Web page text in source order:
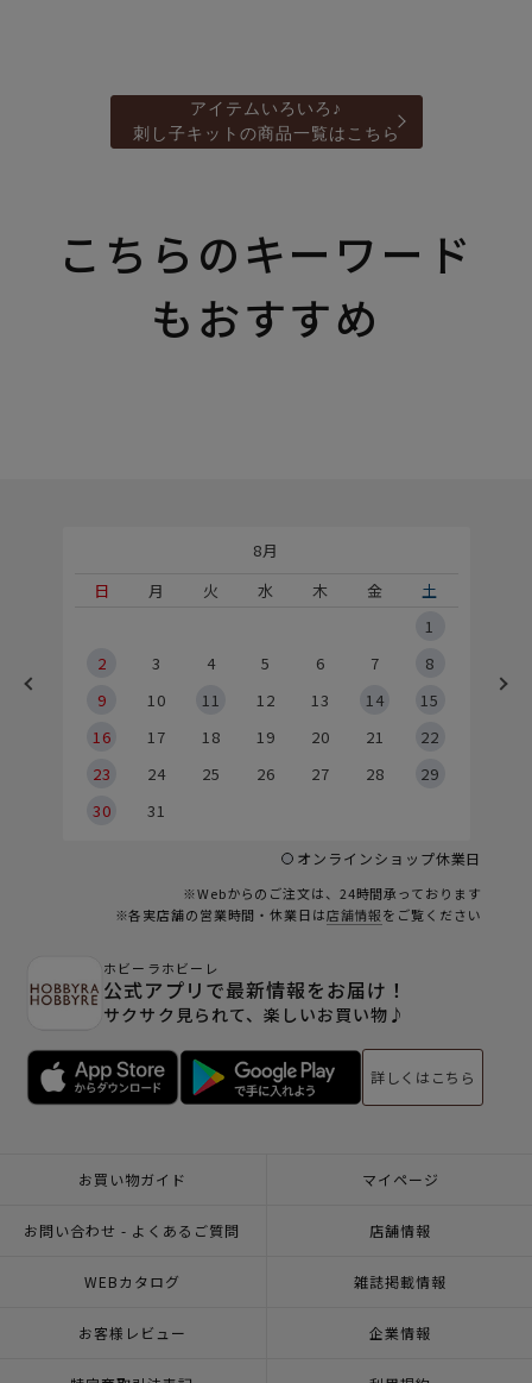
アイテムいろいろ♪
刺し子キットの商品一覧はこちら
こちらのキーワード
もおすすめ
8月
日
月 火 水 木 金
土
1
2
3 4 5 6 7
8
9
10 11 12 13 14
15
16
17 18 19 20 21
22
23
24 25 26 27 28
29
30
31
オンラインショップ休業日
※Webからのご注文は、24時間承っております
※各実店舗の営業時間・休業日は店舗情報をご覧ください
ホビーラホビーレ
公式アプリで最新情報をお届け！
サクサク見られて、楽しいお買い物♪
詳しくはこちら
お買い物ガイド マイページ
お問い合わせ - よくあるご質問 店舗情報
WEBカタログ 雑誌掲載情報
お客様レビュー 企業情報